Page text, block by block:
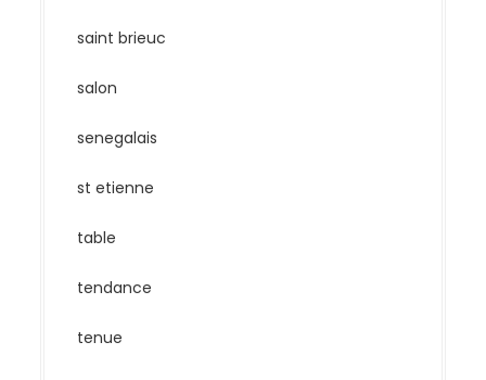
saint brieuc
salon
senegalais
st etienne
table
tendance
tenue